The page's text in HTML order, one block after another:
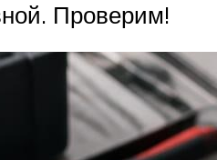
Проверим!